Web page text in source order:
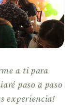
a ti para
paso a paso
experiencia!